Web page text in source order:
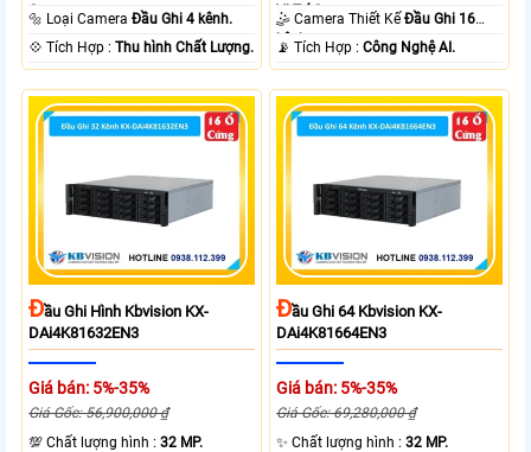
Camera .
🔩 Loại CameraĐầu Ghi 4 kênh.
️💠 Tích Hợp :Thu hình Chất Lượng.
Vị Trí Camera .
🤹 Camera Thiết KếĐầu Ghi 16
kênh.
️📡 Tích Hợp :Công Nghệ AI.
ĐẦu Ghi Hình Kbvision KX-
DAi4K81632EN3
Giá bán: 5%-35%
Giá Gốc: 56,900,000 ₫
💯 Chất lượng hình :32 MP.
ĐẦu Ghi 64 Kbvision KX-
DAi4K81664EN3
Giá bán: 5%-35%
Giá Gốc: 69,280,000 ₫
✨ Chất lượng hình :32 MP.